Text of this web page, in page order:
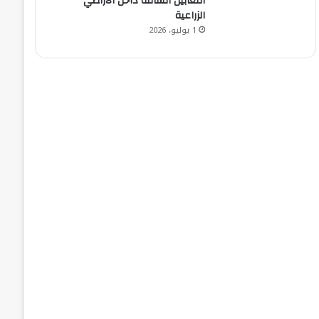
الزراعية
1 يوليو، 2026